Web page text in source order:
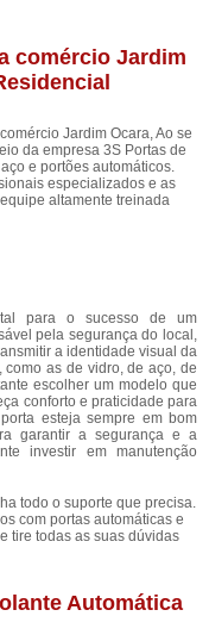
comércio Jardim
Jardim Ocara, Ao se
da empresa 3S Portas de
e portões automáticos.
especializados e as
altamente treinada
para o sucesso de um
pela segurança do local,
a identidade visual da
as de vidro, de aço, de
escolher um modelo que
conforto e praticidade para
esteja sempre em bom
garantir a segurança e a
investir em manutenção
todo o suporte que precisa.
com portas automáticas e
tire todas as suas dúvidas
Automática